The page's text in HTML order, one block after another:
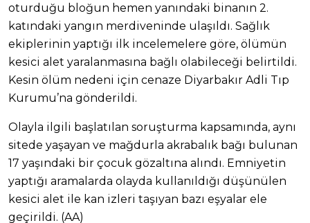
oturduğu bloğun hemen yanındaki binanın 2.
katındaki yangın merdiveninde ulaşıldı. Sağlık
ekiplerinin yaptığı ilk incelemelere göre, ölümün
kesici alet yaralanmasına bağlı olabileceği belirtildi.
Kesin ölüm nedeni için cenaze Diyarbakır Adli Tıp
Kurumu’na gönderildi.
Olayla ilgili başlatılan soruşturma kapsamında, aynı
sitede yaşayan ve mağdurla akrabalık bağı bulunan
17 yaşındaki bir çocuk gözaltına alındı. Emniyetin
yaptığı aramalarda olayda kullanıldığı düşünülen
kesici alet ile kan izleri taşıyan bazı eşyalar ele
geçirildi. (AA)